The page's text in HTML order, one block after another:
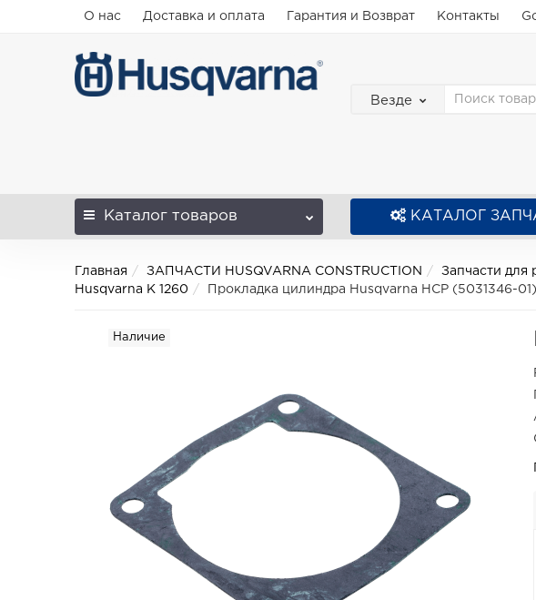
О нас Доставка и оплата Гарантия и Возврат Контакты
Везде
Каталог товаров КАТАЛОГ
Главная ЗАПЧАСТИ HUSQVARNA CONSTRUCTION Запчасти для
Husqvarna K 1260
Прокладка цилиндра Husqvarna HCP (5031346-01)
Наличие